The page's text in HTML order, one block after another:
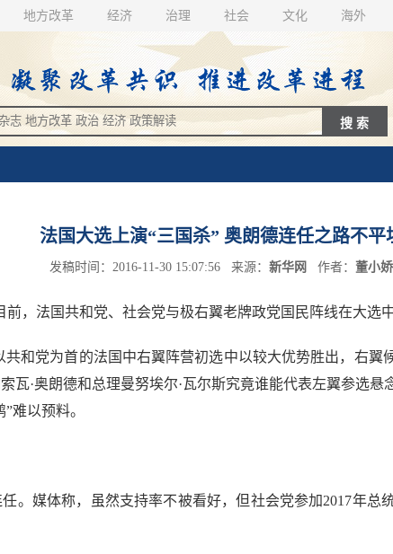
地方改革 经济 治理 社会 文化 海外
法国大选上演“三国杀” 奥朗德连任之路不平
发稿时间：2016-11-30 15:07:56 来源： 新华网 作者： 董小娇
法国共和党、社会党与极右翼老牌政党国民阵线在大选中
党为首的法国中右翼阵营初选中以较大优势胜出，右翼
瓦·奥朗德和总理曼努埃尔·瓦尔斯究竟谁能代表左翼参选悬
难以预料。
媒体称，虽然支持率不被看好，但社会党参加2017年总